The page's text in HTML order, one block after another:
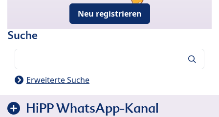
Neu registrieren
Suche
Erweiterte Suche
HiPP WhatsApp-Kanal